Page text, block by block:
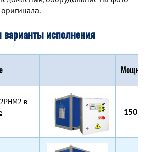
исполнения
в
150